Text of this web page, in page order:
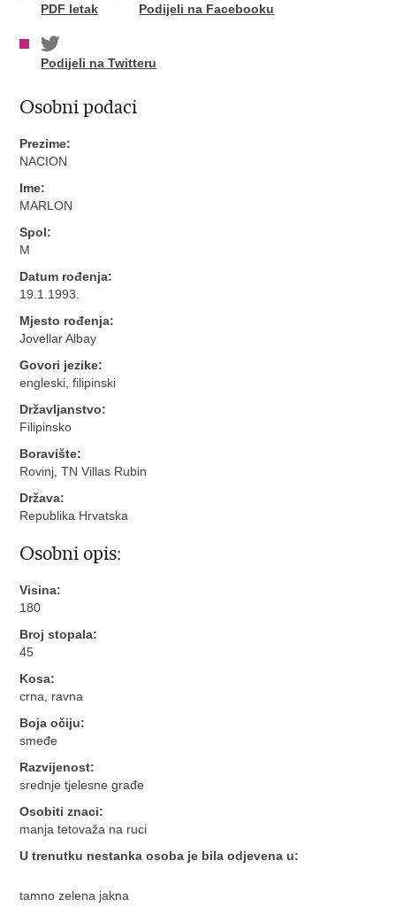
PDF letak Podijeli na Facebooku
Podijeli na Twitteru
Osobni podaci
Prezime:
NACION
Ime:
MARLON
Spol:
M
Datum rođenja:
19.1.1993.
Mjesto rođenja:
Jovellar Albay
Govori jezike:
engleski, filipinski
Državljanstvo:
Filipinsko
Boravište:
Rovinj, TN Villas Rubin
Država:
Republika Hrvatska
Osobni opis:
Visina:
180
Broj stopala:
45
Kosa:
crna, ravna
Boja očiju:
smeđe
Razvijenost:
srednje tjelesne građe
Osobiti znaci:
manja tetovaža na ruci
U trenutku nestanka osoba je bila odjevena u:
tamno zelena jakna